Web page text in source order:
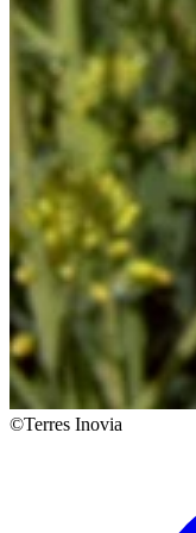
©Terres Inovia